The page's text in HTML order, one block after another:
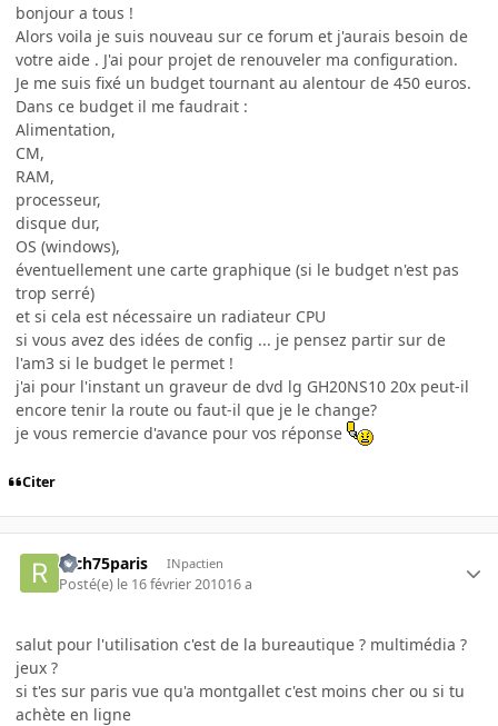
bonjour a tous !
Alors voila je suis nouveau sur ce forum et j'aurais besoin de
votre aide . J'ai pour projet de renouveler ma configuration.
Je me suis fixé un budget tournant au alentour de 450 euros.
Dans ce budget il me faudrait :
Alimentation,
CM,
RAM,
processeur,
disque dur,
OS (windows),
éventuellement une carte graphique (si le budget n'est pas
trop serré)
et si cela est nécessaire un radiateur CPU
si vous avez des idées de config ... je pensez partir sur de
l'am3 si le budget le permet !
j'ai pour l'instant un graveur de dvd lg GH20NS10 20x peut-il
encore tenir la route ou faut-il que je le change?
je vous remercie d'avance pour vos réponse
Citer
rach75paris INpactien
Posté(e) le 16 février 201016 a
salut pour l'utilisation c'est de la bureautique ? multimédia ?
jeux ?
si t'es sur paris vue qu'a montgallet c'est moins cher ou si tu
achète en ligne